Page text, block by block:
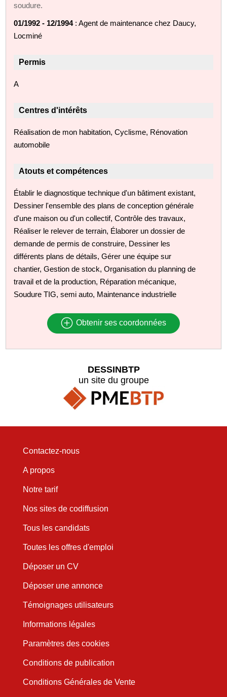
soudure.
01/1992 - 12/1994: Agent de maintenance chez Daucy,
Locminé
Permis
A
Centres d'intérêts
Réalisation de mon habitation, Cyclisme, Rénovation
automobile
Atouts et compétences
Établir le diagnostique technique d'un bâtiment existant,
Dessiner l'ensemble des plans de conception générale
d'une maison ou d'un collectif, Contrôle des travaux,
Réaliser le relever de terrain, Élaborer un dossier de
demande de permis de construire, Dessiner les
différents plans de détails, Gérer une équipe sur
chantier, Gestion de stock, Organisation du planning de
travail et de la production, Réparation mécanique,
Soudure TIG, semi auto, Maintenance industrielle
Obtenir ses coordonnées
DESSINBTP
un site du groupe
Contactez-nous
A propos
Notre tarif
Nos sites de codiffusion
Tous les candidats
Toutes les offres d'emploi
Déposer un CV
Déposer une annonce
Témoignages utilisateurs
Informations légales
Paramètres des cookies
Conditions de publication
Conditions Générales de Vente